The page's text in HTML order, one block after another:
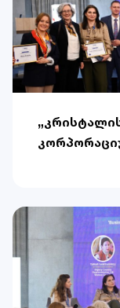
ევროპული
ქალთა